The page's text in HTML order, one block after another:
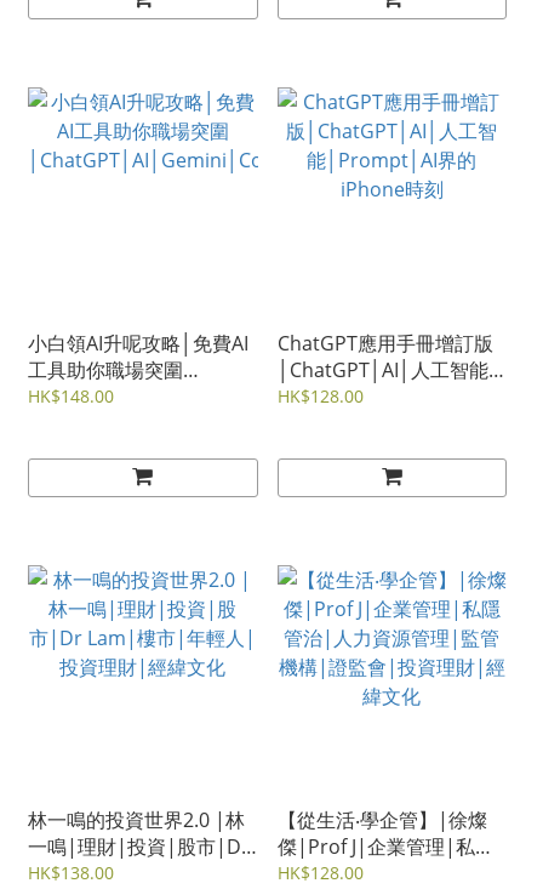
小白領AI升呢攻略│免費AI
工具助你職場突圍
│ChatGPT│AI│Gemini│C
HK$148.00
ChatGPT應用手冊增訂版
│ChatGPT│AI│人工智能
│Prompt│AI界的iPhone
HK$128.00
林一鳴的投資世界2.0 |林
一鳴|理財|投資|股市|Dr
Lam|樓市|年輕人|投資理
HK$138.00
【從生活‧學企管】|徐燦
傑|Prof J|企業管理|私隱
管治|人力資源管理|監管
HK$128.00